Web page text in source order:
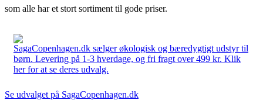
som alle har et stort sortiment til gode priser.
SagaCopenhagen.dk sælger økologisk og bæredygtigt udstyr til
børn. Levering på 1-3 hverdage, og fri fragt over 499 kr. Klik
her for at se deres udvalg.
Se udvalget på SagaCopenhagen.dk